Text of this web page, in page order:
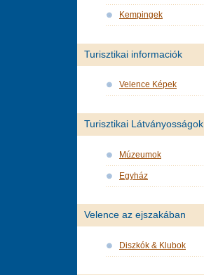
Kempingek
Turisztikai informaciók
Velence Képek
Turisztikai Látványosságok
Múzeumok
Egyház
Velence az ejszakában
Diszkók & Klubok